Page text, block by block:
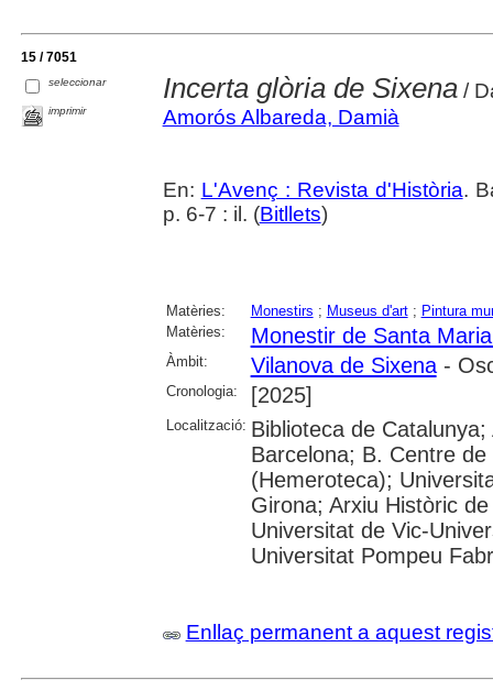
15 / 7051
seleccionar
imprimir
Incerta glòria de Sixena/
Amorós Albareda, Damià
En: L'Avenç : Revista d'Història.
p. 6-7 : il. (Bitllets)
Matèries: Monestirs ; Museus d'art; Pintura
Matèries:
Monestir de Santa
Àmbit: Vilanova de Sixena-
Cronologia: [2025]
Localització: Biblioteca de
Barcelona; B. Centre
(Hemeroteca);
Girona; Arxiu Històric
Universitat de Vic-
Universitat Pompeu
Enllaç permanent a aquest